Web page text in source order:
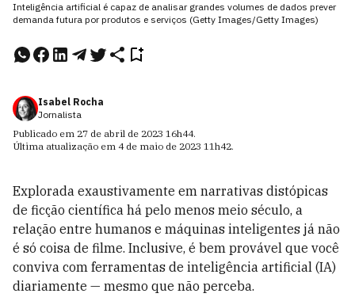
Inteligência artificial é capaz de analisar grandes volumes de dados prever
demanda futura por produtos e serviços (Getty Images/Getty Images)
Isabel Rocha
Jornalista
Publicado em 27 de abril de 2023 16h44.
Última atualização em 4 de maio de 2023 11h42.
Explorada exaustivamente em narrativas distópicas
de ficção científica há pelo menos meio século, a
relação entre humanos e máquinas inteligentes já não
é só coisa de filme. Inclusive, é bem provável que você
conviva com ferramentas de inteligência artificial (IA)
diariamente — mesmo que não perceba.